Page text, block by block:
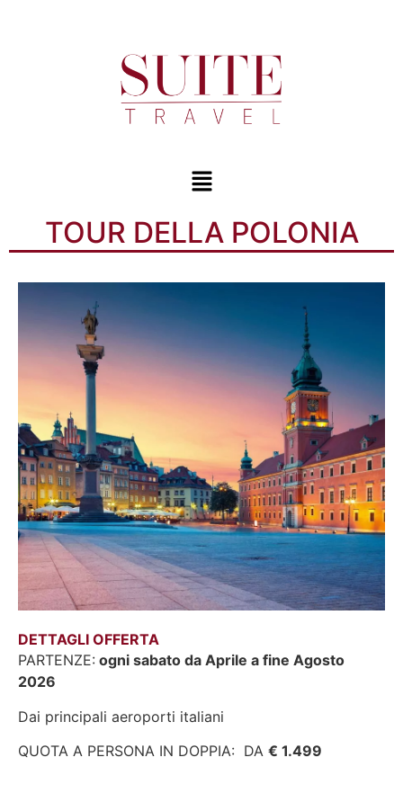
TOUR DELLA POLONIA
DETTAGLI OFFERTA
PARTENZE: ogni sabato da Aprile a fine Agosto
2026
Dai principali aeroporti italiani
QUOTA A PERSONA IN DOPPIA: DA € 1.499